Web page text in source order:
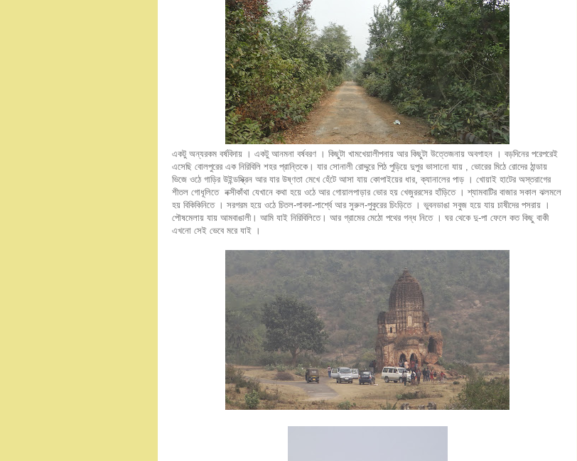
একটু অন্যরকম বর্ষবিদায় । একটু আনমনা বর্ষবরণ । কিছুটা খামখেয়ালীপনায় আর কিছুটা উত্তেজনায় অবগাহন । বড়দিনের পরেপরেই
এসেছি বোলপুরের এক নিরিবিলি শহর প্রান্তিকে। যার সোনালী রোদ্দুরে পিঠ পুড়িয়ে দুপুর ভাসানো যায় , ভোরের মিঠে রোদের ঠান্ডায়
ভিজে ওঠে গাড়ির উইন্ডস্ক্রিন আর যার উষ্ণতা মেখে হেঁটে আসা যায় কোপাইয়ের ধার, ক্যানালের পাড় । খোয়াই হাটের অস্তরাগের
শীতল গোধূলিতে নক্সীকাঁথা যেখানে কথা হয়ে ওঠে আর গোয়ালপাড়ার ভোর হয় খেজুররসের হাঁড়িতে । শ্যামবাটির বাজার সকাল ঝলমলে
হয় বিকিকিনিতে । সরগরম হয়ে ওঠে চিতল-পাবদা-পার্শ্বে আর সুরুল-পুকুরের চিংড়িতে । ভুবনডাঙা সবুজ হয়ে যায় চাষীদের পসরায় ।
পৌষমেলায় যায় আমবাঙালী। আমি যাই নিরিবিলিতে। আর গ্রামের মেঠো পথের গন্ধ নিতে । ঘর থেকে দু-পা ফেলে কত কিছু বাকী
এখনো সেই ভেবে মরে যাই ।